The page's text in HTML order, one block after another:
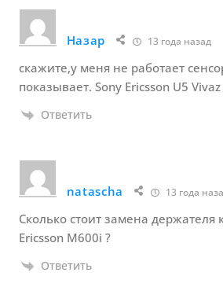
Назар 13 года назад
скажите,у меня не работает
показывает. Sony Ericsson U5
Ответить
natascha 13 года
Сколько стоит замена держателя
Ericsson M600i ?
Ответить